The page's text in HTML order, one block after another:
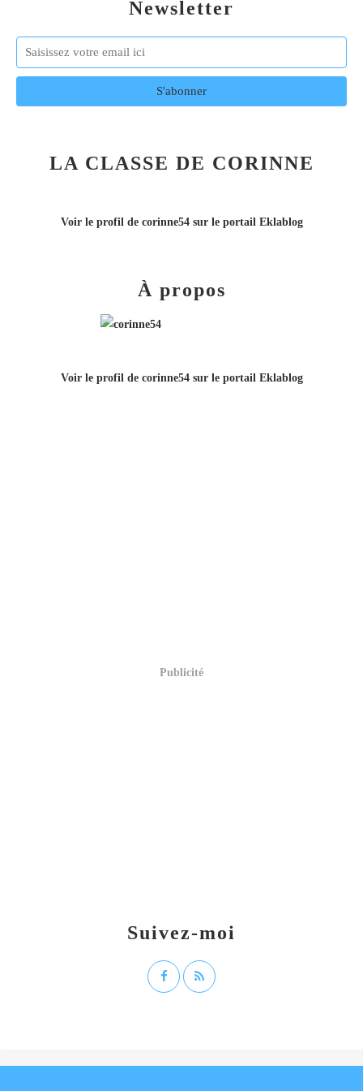
Newsletter
LA CLASSE DE CORINNE
Voir le profil de corinne54sur le portail Eklablog
Suivez-moi
À propos
Voir le profil de corinne54sur le portail Eklablog
Publicité